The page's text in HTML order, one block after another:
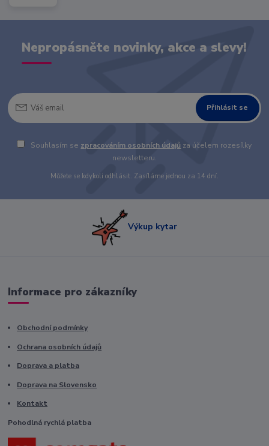
Nepropásněte novinky, akce a slevy!
Přihlásit se
Souhlasím se zpracováním osobních údajů za účelem rozesílky
newsletteru.
Můžete se kdykoli odhlásit. Zasíláme jednou za 14 dní.
Výkup kytar
Informace pro zákazníky
Obchodní podmínky
Ochrana osobních údajů
Doprava a platba
Doprava na Slovensko
Kontakt
Pohodlná rychlá platba